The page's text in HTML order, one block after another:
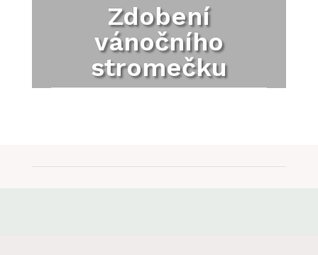
Zdobení
vánočního
stromečku